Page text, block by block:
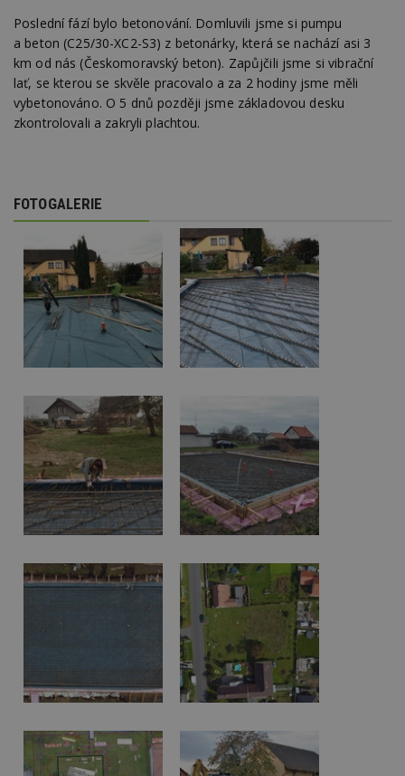
Poslední fází bylo betonování. Domluvili jsme si pumpu
a beton (C25/30-XC2-S3) z betonárky, která se nachází asi 3
km od nás (Českomoravský beton). Zapůjčili jsme si vibrační
lať, se kterou se skvěle pracovalo a za 2 hodiny jsme měli
vybetonováno. O 5 dnů později jsme základovou desku
zkontrolovali a zakryli plachtou.
FOTOGALERIE